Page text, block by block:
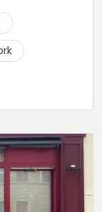
l'aude.